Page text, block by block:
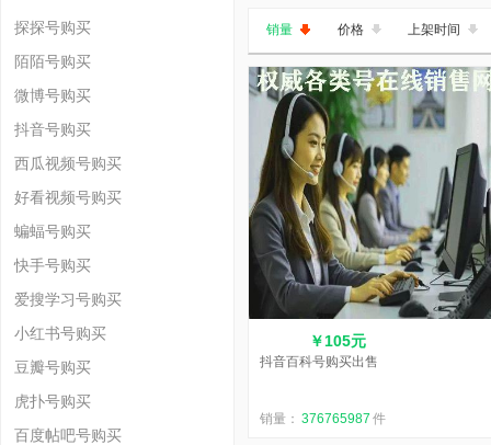
探探号购买
陌陌号购买
微博号购买
抖音号购买
西瓜视频号购买
好看视频号购买
蝙蝠号购买
快手号购买
爱搜学习号购买
小红书号购买
豆瓣号购买
虎扑号购买
百度帖吧号购买
销量 价格 上架时间
￥105元
抖音百科号购买出售
销量： 376765987 件